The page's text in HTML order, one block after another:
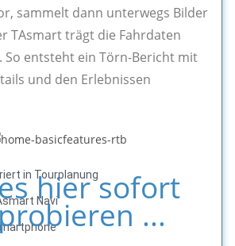
sammelt dann unterwegs Bilder
TAsmart trägt die Fahrdaten
So entsteht ein Törn-Bericht mit
und den Erlebnissen
in Tourplanung
Navi
hier sofort
...